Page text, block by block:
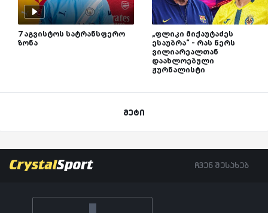
7 აგვისტოს სატრანსფერო
ზონა
„ფლიკი მიქაუტაძეს
ესაუბრა“ - რას წერს
ვილიარეალთან
დაახლოებული
ჟურნალისტი
მეტი
ჩვენ შესახებ